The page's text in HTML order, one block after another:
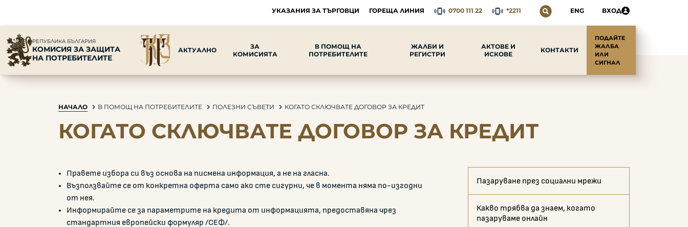
УКАЗАНИЯ ЗА ТЪРГОВЦИ ГОРЕЩА ЛИНИЯ 0700 111 22 *2211 ENG ВХОД
РЕПУБЛИКА БЪЛГАРИЯ
КОМИСИЯ ЗА ЗАЩИТА
НА ПОТРЕБИТЕЛИТЕ
АКТУАЛНО
ЗА
КОМИСИЯТА
В ПОМОЩ НА
ПОТРЕБИТЕЛИТЕ
ЖАЛБИ И
РЕГИСТРИ
АКТОВЕ И
ИСКОВЕ
КОНТАКТИ
ПОДАЙТЕ
ЖАЛБА
ИЛИ
СИГНАЛ
НАЧАЛО В ПОМОЩ НА ПОТРЕБИТЕЛИТЕ ПОЛЕЗНИ СЪВЕТИ КОГАТО СКЛЮЧВАТЕ ДОГОВОР ЗА КРЕДИТ
КОГАТО СКЛЮЧВАТЕ ДОГОВОР ЗА КРЕДИТ
Правете избора си въз основа на писмена информация, а не на гласна.
Възползвайте се от конкретна оферта само ако сте сигурни, че в момента няма по-изгодни
от нея.
Информирайте се за параметрите на кредита от информацията, предоставяна чрез
стандартния европейски формуляр /СЕФ/.
Пазаруване през социални мрежи
Какво трябва да знаем, когато
пазаруваме онлайн